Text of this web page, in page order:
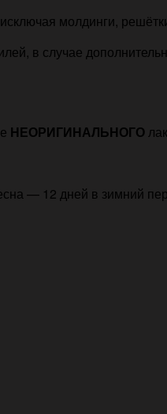
молдинги,
в случае
НЕОРИГИНАЛЬНОГО
— 12 дней в зимний